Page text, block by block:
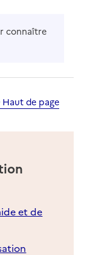
connaître
Haut de page
et de